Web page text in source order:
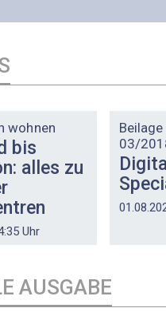
wohnen
bis
alles zu
Uhr
03/
AUSGABE